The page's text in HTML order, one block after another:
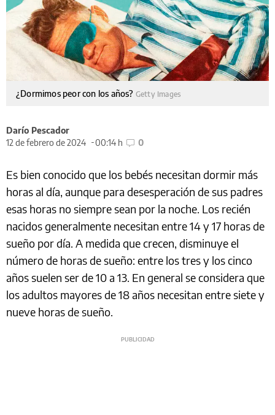
¿Dormimos peor con los años? Getty Images
Darío Pescador
12 de febrero de 2024
00:14 h 0
Es bien conocido que los bebés necesitan dormir más
horas al día, aunque para desesperación de sus padres
esas horas no siempre sean por la noche. Los recién
nacidos generalmente necesitan entre 14 y 17 horas de
sueño por día. A medida que crecen, disminuye el
número de horas de sueño: entre los tres y los cinco
años suelen ser de 10 a 13. En general se considera que
los adultos mayores de 18 años necesitan entre siete y
nueve horas de sueño.